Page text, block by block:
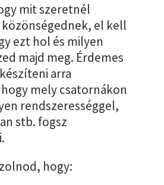
mit szeretnél
el kell
ezt hol és milyen
majd meg. Érdemes
arra
mely csatornákon
rendszerességgel,
stb. fogsz
hogy: